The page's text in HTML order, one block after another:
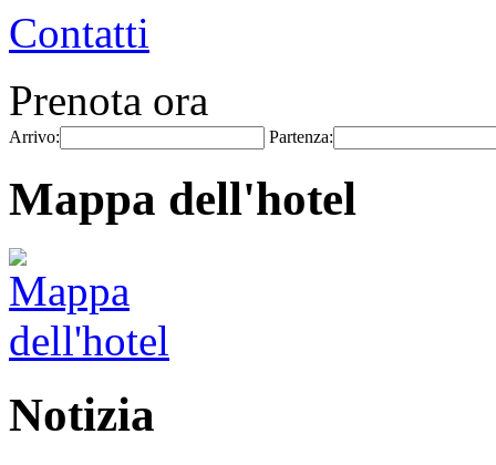
Contatti
Prenota ora
Arrivo: Partenza:
Mappa dell'hotel
Notizia